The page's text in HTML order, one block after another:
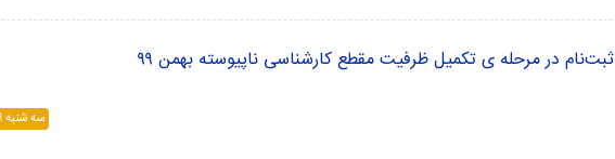
ثبت‌نام در مرحله ی تکمیل ظرفیت مقطع کارشناسی ناپیوسته بهمن ۹۹
سه شنبه ۹ دي ۱۳۹۹